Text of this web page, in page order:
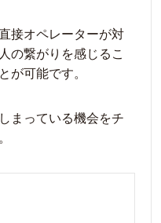
接オペレーターが対
の繋がりを感じるこ
が可能です。
まっている機会をチ